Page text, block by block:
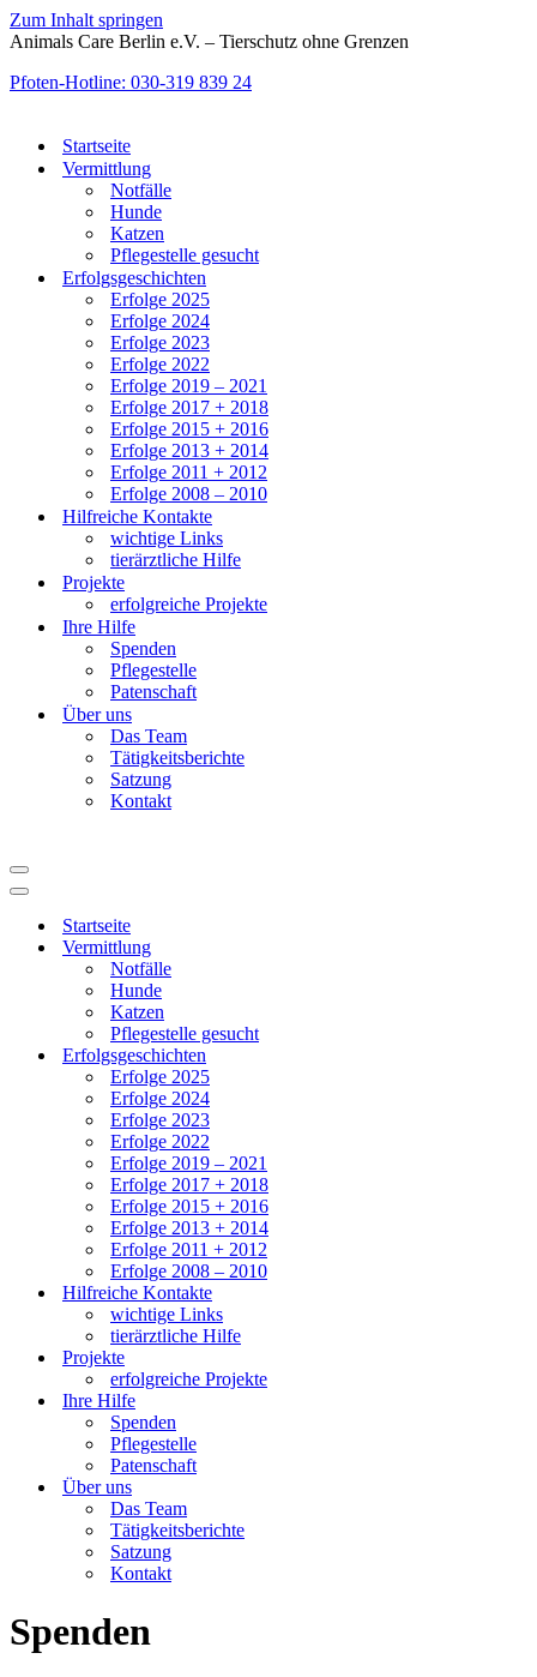
Zum Inhalt springen
Animals Care Berlin e.V. – Tierschutz ohne Grenzen
Pfoten-Hotline: 030-319 839 24
Startseite
Vermittlung
Notfälle
Hunde
Katzen
Pflegestelle gesucht
Erfolgsgeschichten
Erfolge 2025
Erfolge 2024
Erfolge 2023
Erfolge 2022
Erfolge 2019 – 2021
Erfolge 2017 + 2018
Erfolge 2015 + 2016
Erfolge 2013 + 2014
Erfolge 2011 + 2012
Erfolge 2008 – 2010
Hilfreiche Kontakte
wichtige Links
tierärztliche Hilfe
Projekte
erfolgreiche Projekte
Ihre Hilfe
Spenden
Pflegestelle
Patenschaft
Über uns
Das Team
Tätigkeitsberichte
Satzung
Kontakt
Navigationsmenü
Navigationsmenü
Startseite
Vermittlung
Notfälle
Hunde
Katzen
Pflegestelle gesucht
Erfolgsgeschichten
Erfolge 2025
Erfolge 2024
Erfolge 2023
Erfolge 2022
Erfolge 2019 – 2021
Erfolge 2017 + 2018
Erfolge 2015 + 2016
Erfolge 2013 + 2014
Erfolge 2011 + 2012
Erfolge 2008 – 2010
Hilfreiche Kontakte
wichtige Links
tierärztliche Hilfe
Projekte
erfolgreiche Projekte
Ihre Hilfe
Spenden
Pflegestelle
Patenschaft
Über uns
Das Team
Tätigkeitsberichte
Satzung
Kontakt
Spenden